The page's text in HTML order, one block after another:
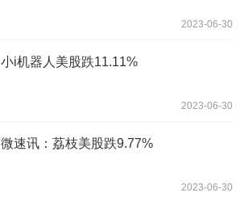
2023-06-30
小i机器人美股跌11.11%
2023-06-30
微速讯：荔枝美股跌9.77%
2023-06-30